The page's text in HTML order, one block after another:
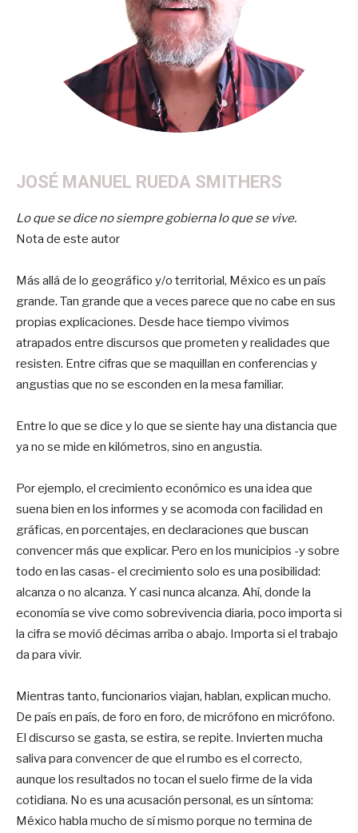
JOSÉ MANUEL RUEDA SMITHERS
Lo que se dice no siempre gobierna lo que se vive.
Nota de este autor
Más allá de lo geográfico y/o territorial, México es un país
grande. Tan grande que a veces parece que no cabe en sus
propias explicaciones. Desde hace tiempo vivimos
atrapados entre discursos que prometen y realidades que
resisten. Entre cifras que se maquillan en conferencias y
angustias que no se esconden en la mesa familiar.
Entre lo que se dice y lo que se siente hay una distancia que
ya no se mide en kilómetros, sino en angustia.
Por ejemplo, el crecimiento económico es una idea que
suena bien en los informes y se acomoda con facilidad en
gráficas, en porcentajes, en declaraciones que buscan
convencer más que explicar. Pero en los municipios -y sobre
todo en las casas- el crecimiento solo es una posibilidad:
alcanza o no alcanza. Y casi nunca alcanza. Ahí, donde la
economía se vive como sobrevivencia diaria, poco importa si
la cifra se movió décimas arriba o abajo. Importa si el trabajo
da para vivir.
Mientras tanto, funcionarios viajan, hablan, explican mucho.
De país en país, de foro en foro, de micrófono en micrófono.
El discurso se gasta, se estira, se repite. Invierten mucha
saliva para convencer de que el rumbo es el correcto,
aunque los resultados no tocan el suelo firme de la vida
cotidiana. No es una acusación personal, es un síntoma:
México habla mucho de sí mismo porque no termina de